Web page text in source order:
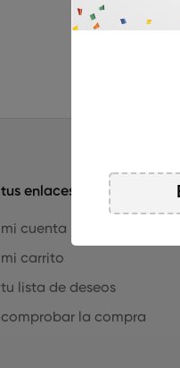
tus enlaces
mi cuenta
mi carrito
tu lista de deseos
comprobar la compra